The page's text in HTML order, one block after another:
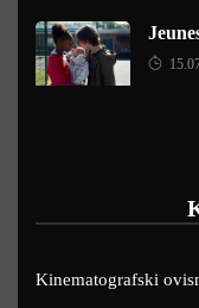
Kinematografski